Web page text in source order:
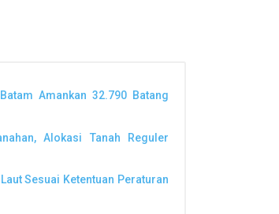
Amankan 32.790 Batang
Alokasi Tanah Reguler
Sesuai Ketentuan Peraturan